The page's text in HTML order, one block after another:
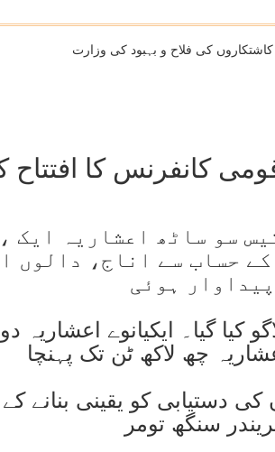
کی فلاح و بہبود کی وزارت
کانفرنس کا افتتاح
اکتیس سو ساٹھ
حساب سے اناج، دالوں
پیداوار ہوئی
گیا۔ ایکیانوے
چھ لاکھ ٹن تک پہنچا
کی دستیابی کو یقینی
سنگھ تومر